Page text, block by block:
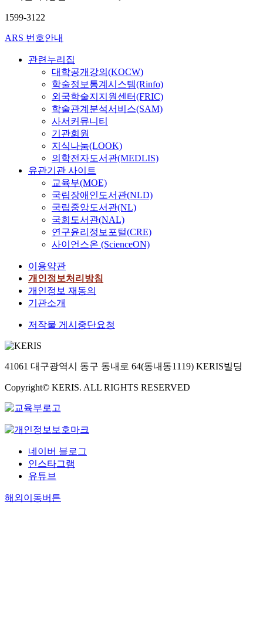
1599-3122
ARS 번호안내
관련누리집
대학공개강의(KOCW)
학술정보통계시스템(Rinfo)
외국학술지지원센터(FRIC)
학술관계분석서비스(SAM)
사서커뮤니티
기관회원
지식나눔(LOOK)
의학전자도서관(MEDLIS)
유관기관 사이트
교육부(MOE)
국립장애인도서관(NLD)
국립중앙도서관(NL)
국회도서관(NAL)
연구윤리정보포털(CRE)
사이언스온 (ScienceON)
이용약관
개인정보처리방침
개인정보 재동의
기관소개
저작물 게시중단요청
41061 대구광역시 동구 동내로 64(동내동1119) KERIS빌딩
Copyright© KERIS. ALL RIGHTS RESERVED
네이버 블로그
인스타그램
유튜브
해외이동버튼